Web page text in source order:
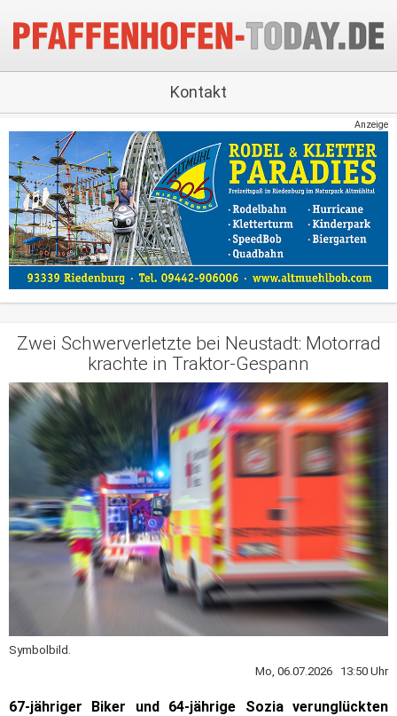
Kontakt
Anzeige
Zwei Schwerverletzte bei Neustadt: Motorrad
krachte in Traktor-Gespann
Symbolbild.
Mo, 06.07.2026 13:50 Uhr
67-jähriger Biker und 64-jährige Sozia verunglückten